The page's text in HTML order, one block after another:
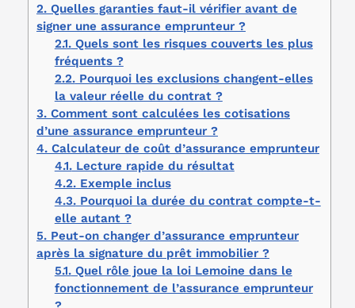
2. Quelles garanties faut-il vérifier avant de
signer une assurance emprunteur ?
2.1.Quels sont les risques couverts les plus
fréquents ?
2.2.Pourquoi les exclusions changent-elles
la valeur réelle du contrat ?
3. Comment sont calculées les cotisations
d’une assurance emprunteur ?
4. Calculateur de coût d’assurance emprunteur
4.1.Lecture rapide du résultat
4.2.Exemple inclus
4.3.Pourquoi la durée du contrat compte-t-
elle autant ?
5. Peut-on changer d’assurance emprunteur
après la signature du prêt immobilier ?
5.1.Quel rôle joue la loi Lemoine dans le
fonctionnement de l’assurance emprunteur